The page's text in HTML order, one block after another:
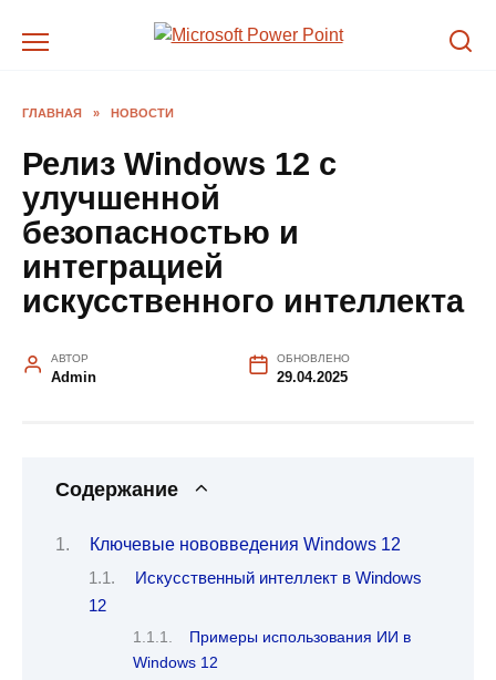
ГЛАВНАЯ » НОВОСТИ
Релиз Windows 12 с
улучшенной
безопасностью и
интеграцией
искусственного интеллекта
АВТОР
Admin
ОБНОВЛЕНО
29.04.2025
Содержание
Ключевые нововведения Windows 12
Искусственный интеллект в Windows
12
Примеры использования ИИ в
Windows 12